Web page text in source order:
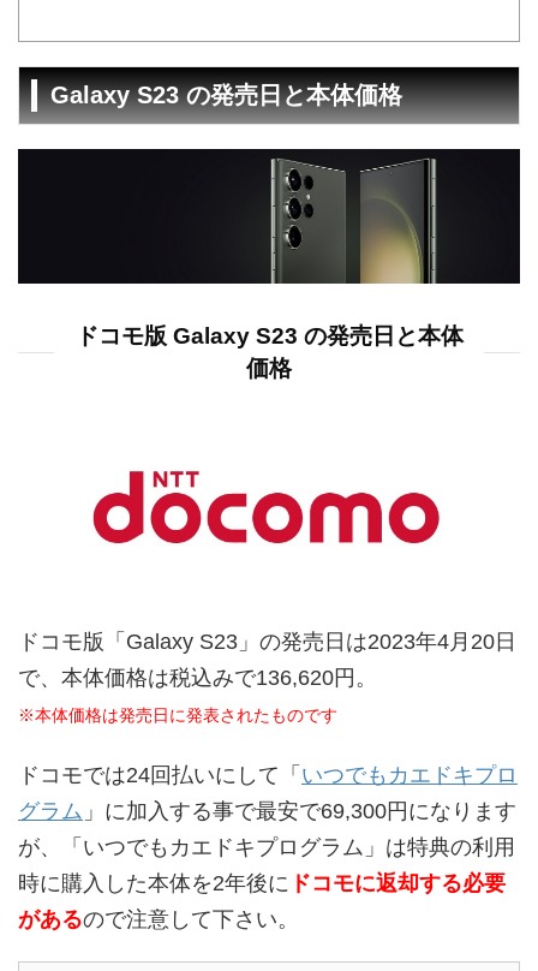
Galaxy S23 の発売日と本体価格
ドコモ版 Galaxy S23 の発売日と本体
価格
ドコモ版「Galaxy S23」の発売日は2023年4月20日
で、本体価格は税込みで136,620円。
※本体価格は発売日に発表されたものです
ドコモでは24回払いにして「 いつでもカエドキプロ
グラム 」に加入する事で最安で69,300円になります
が、「いつでもカエドキプログラム」は特典の利用
時に購入した本体を2年後に ドコモに返却する必要
があるので注意して下さい。